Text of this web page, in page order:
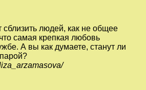
людей, как не общее
самая крепкая любовь
А вы как думаете, станут ли